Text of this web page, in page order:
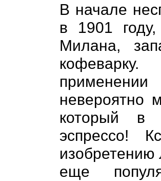
В начале
в 1901
Милана,
невероятно
который в
эспрессо!
еще